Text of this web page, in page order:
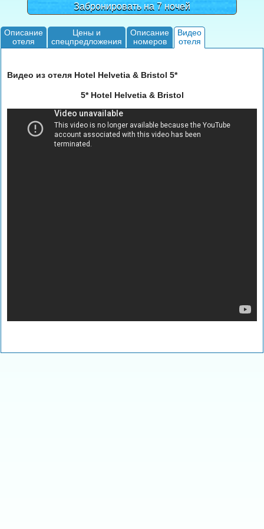
Забронировать на 7 ночей
Описание
отеля
Цены и
спецпредложения
Описание
номеров
Видео
отеля
Видео из отеля Hotel Helvetia & Bristol 5*
5* Hotel Helvetia & Bristol